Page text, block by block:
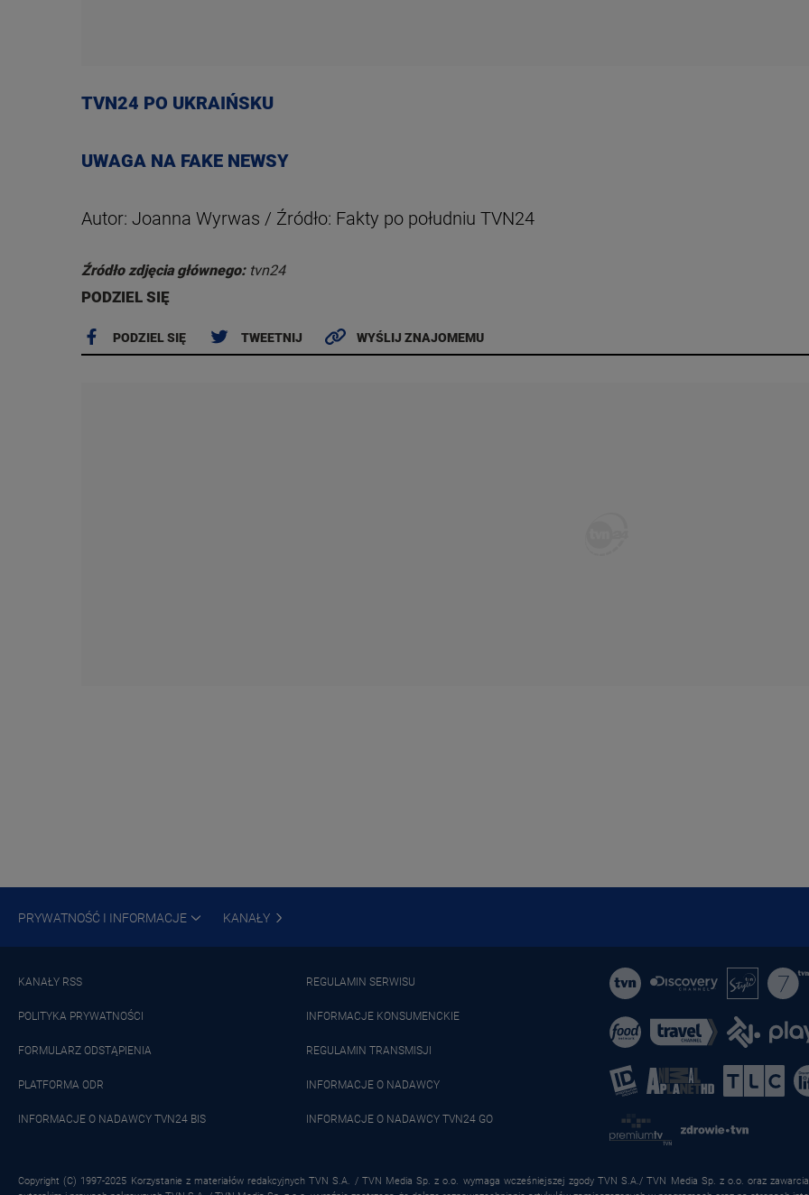
TVN24 PO UKRAIŃSKU
UWAGA NA FAKE NEWSY
Autor: Joanna Wyrwas / Źródło: Fakty po południu TVN24
Źródło zdjęcia głównego: tvn24
PODZIEL SIĘ
PODZIEL SIĘ TWEETNIJ WYŚLIJ ZNAJOMEMU
PRYWATNOŚĆ I INFORMACJE KANAŁY
KANAŁY RSS REGULAMIN SERWISU
POLITYKA PRYWATNOŚCI INFORMACJE KONSUMENCKIE
FORMULARZ ODSTĄPIENIA REGULAMIN TRANSMISJI
PLATFORMA ODR INFORMACJE O NADAWCY
INFORMACJE O NADAWCY TVN24 BIS INFORMACJE O NADAWCY TVN24 GO
Copyright (C) 1997-2025 Korzystanie z materiałów redakcyjnych TVN S.A. / TVN Media Sp. z o.o. wymaga wcześniejszej zgody TVN S.A./ TVN Media Sp. z o.o. oraz